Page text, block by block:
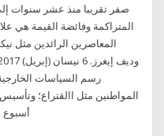
المتراكمة وفائضة القيمة هي
رسم السياسات الخارجية
المواطنين مثل االقتراع؛
أسبوع